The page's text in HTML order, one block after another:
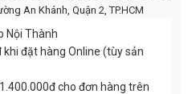
An Khánh, Quận 2, TP.HCM
Nội Thành
đặt hàng Online (tùy sản
cho đơn hàng trên